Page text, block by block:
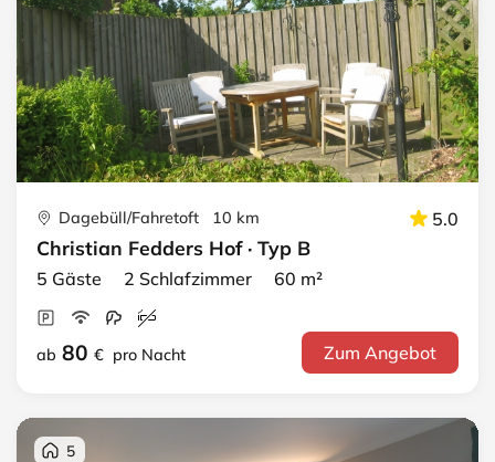
Dagebüll/Fahretoft 10 km 5.0
Christian Fedders Hof · Typ B
5 Gäste 2 Schlafzimmer 60 m²
ab 80 € pro Nacht Zum Angebot
5